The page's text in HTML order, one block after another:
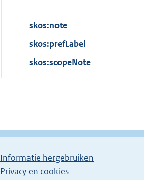
skos:note
skos:prefLabel
skos:scopeNote
Informatie hergebruiken
Privacy en cookies